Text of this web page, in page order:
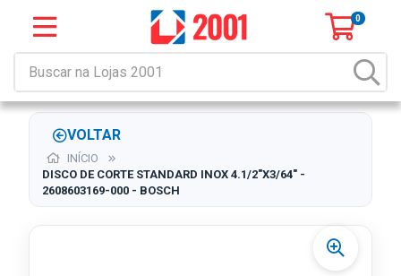
0
VOLTAR
INÍCIO
DISCO DE CORTE STANDARD INOX 4.1/2"X3/64" -
2608603169-000 - BOSCH